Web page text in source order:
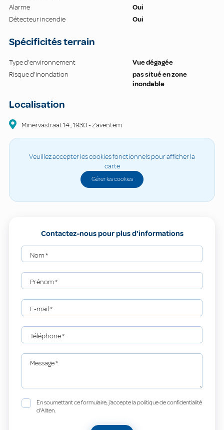
Alarme
Oui
Détecteur incendie
Oui
Spécificités terrain
Type d'environnement
Vue dégagée
Risque d'inondation
pas situé en zone
inondable
Localisation
Minervastraat14,1930-Zaventem
Veuillez accepter les cookies fonctionnels pour afficher la
carte
Gérer les cookies
Contactez-nous pour plus d'informations
Nom*
Prénom*
E-mail*
Téléphone*
Message*
En soumettant ce formulaire, j'accepte la politique de confidentialité
d'Allten.